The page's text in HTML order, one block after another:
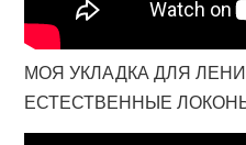
МОЯ УКЛАДКА ДЛЯ
ЕСТЕСТВЕННЫЕ